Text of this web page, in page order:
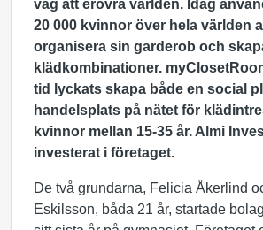
väg att erövra världen. Idag
20 000 kvinnor över hela världen
organisera sin garderob och
klädkombinationer.
tid lyckats skapa både en social
handelsplats på nätet för
kvinnor mellan 15-35 år. Almi
investerat i företaget.
De två grundarna, Felicia Åkerlind
Eskilsson, båda 21 år, startade